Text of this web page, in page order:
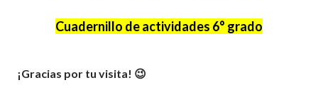
Cuadernillo de actividades 6° grado
¡Gracias por tu visita! 😉